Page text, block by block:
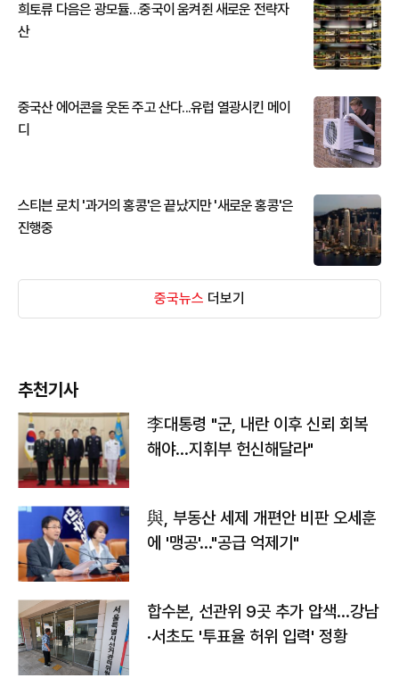
희토류 다음은 광모듈…중국이 움켜쥔 새로운 전략자
산
중국산 에어콘을 웃돈 주고 산다...유럽 열광시킨 메이
디
스티븐 로치 '과거의 홍콩'은 끝났지만 '새로운 홍콩'은
진행중
중국뉴스 더보기
추천기사
李대통령 "군, 내란 이후 신뢰 회복
해야…지휘부 헌신해달라"
與, 부동산 세제 개편안 비판 오세훈
에 '맹공'…"공급 억제기"
합수본, 선관위 9곳 추가 압색…강남
·서초도 '투표율 허위 입력' 정황